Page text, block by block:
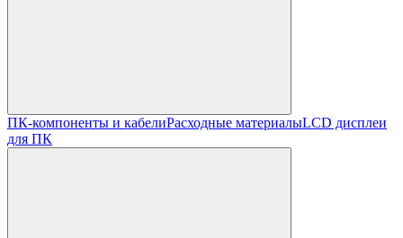
ПК-компоненты и кабелиРасходные материалыLCD дисплеи
для ПК